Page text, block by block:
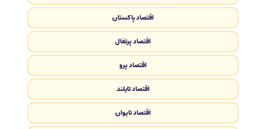
اقتصاد پاکستان
اقتصاد پرتغال
اقتصاد پرو
اقتصاد تایلند
اقتصاد تایوان